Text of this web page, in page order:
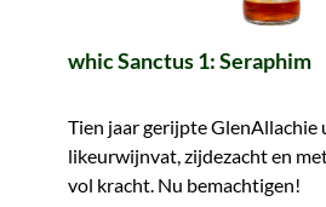
whic Sanctus 1: Seraphim
Tien jaar gerijpte GlenAllachie
likeurwijnvat, zijdezacht en
vol kracht. Nu bemachtigen!